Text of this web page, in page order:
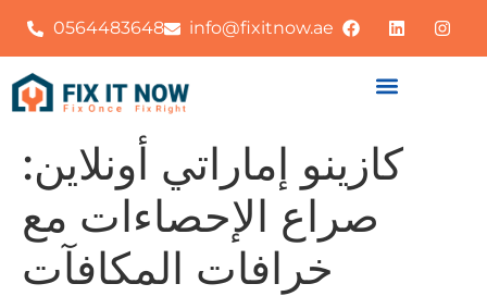
0564483648 info@fixitnow.ae
كازينو إماراتي أونلاين:
صراع الإحصاءات مع
خرافات المكافآت